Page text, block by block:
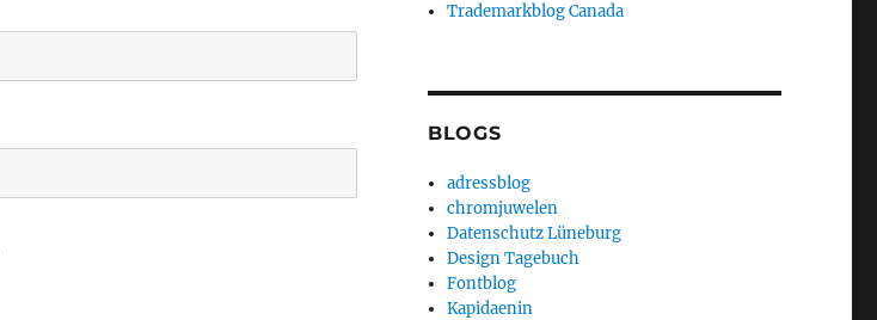
Trademarkblog Canada
BLOGS
adressblog
chromjuwelen
Datenschutz Lüneburg
Design Tagebuch
Fontblog
Kapidaenin